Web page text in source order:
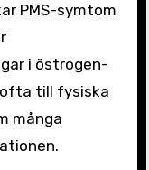
PMS-symtom
i östrogen-
till fysiska
många